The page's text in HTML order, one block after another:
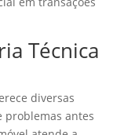
Técnica
diversas
problemas antes